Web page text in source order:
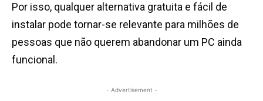
Por isso, qualquer alternativa gratuita e fácil de
instalar pode tornar-se relevante para milhões de
pessoas que não querem abandonar um PC ainda
funcional.
- Advertisement -